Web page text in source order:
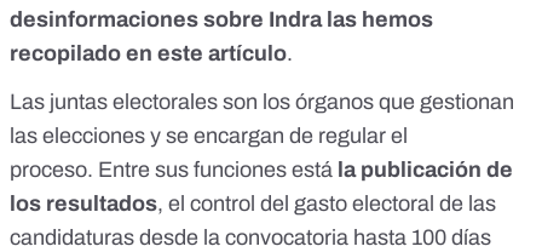
desinformaciones sobre Indra las hemos
recopilado en este artículo.
Las juntas electorales son los órganos que gestionan
las elecciones y se encargan de regular el
proceso. Entre sus funciones está la publicación de
los resultados, el control del gasto electoral de las
candidaturas desde la convocatoria hasta 100 días